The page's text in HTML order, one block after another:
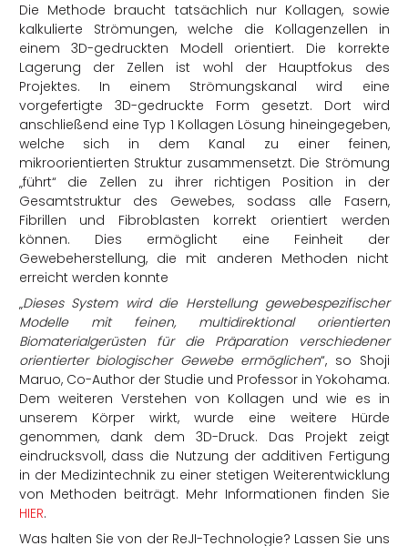
Die Methode braucht tatsächlich nur Kollagen, sowie
kalkulierte Strömungen, welche die Kollagenzellen in
einem 3D-gedruckten Modell orientiert. Die korrekte
Lagerung der Zellen ist wohl der Hauptfokus des
Projektes. In einem Strömungskanal wird eine
vorgefertigte 3D-gedruckte Form gesetzt. Dort wird
anschließend eine Typ 1 Kollagen Lösung hineingegeben,
welche sich in dem Kanal zu einer feinen,
mikroorientierten Struktur zusammensetzt. Die Strömung
„führt“ die Zellen zu ihrer richtigen Position in der
Gesamtstruktur des Gewebes, sodass alle Fasern,
Fibrillen und Fibroblasten korrekt orientiert werden
können. Dies ermöglicht eine Feinheit der
Gewebeherstellung, die mit anderen Methoden nicht
erreicht werden konnte
„Dieses System wird die Herstellung gewebespezifischer
Modelle mit feinen, multidirektional orientierten
Biomaterialgerüsten für die Präparation verschiedener
orientierter biologischer Gewebe ermöglichen“, so Shoji
Maruo, Co-Author der Studie und Professor in Yokohama.
Dem weiteren Verstehen von Kollagen und wie es in
unserem Körper wirkt, wurde eine weitere Hürde
genommen, dank dem 3D-Druck. Das Projekt zeigt
eindrucksvoll, dass die Nutzung der additiven Fertigung
in der Medizintechnik zu einer stetigen Weiterentwicklung
von Methoden beiträgt. Mehr Informationen finden Sie
HIER.
Was halten Sie von der ReJI-Technologie? Lassen Sie uns